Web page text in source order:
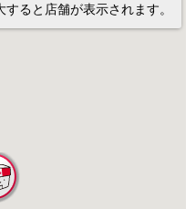
すると店舗が表示されます。